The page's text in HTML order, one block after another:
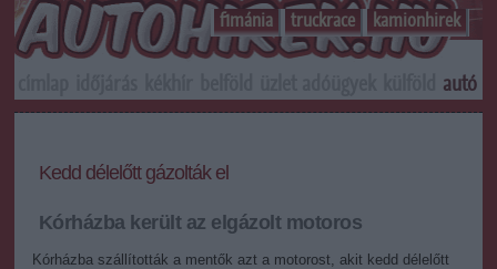
autó
f1mánia truckrace kamionhirek
Kedd délelőtt gázolták el
Kórházba került az elgázolt motoros
Kórházba szállították a mentők azt a motorost, akit kedd délelőtt